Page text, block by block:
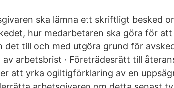
ska lämna ett skriftligt besked
hur medarbetaren ska göra för
det till och med utgöra grund för
av arbetsbrist · Företrädesrätt till
att yrka ogiltigförklaring av en